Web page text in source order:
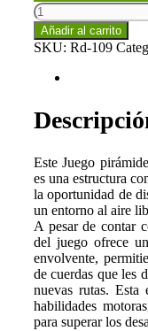
Juego
Piramide
Venti
(Rd-
109)
Añadir al carrito
SKU: Rd-109
Este Juego
es una estructura
la oportunidad de
un entorno al aire
A pesar de contar
del juego ofrece
envolvente,
de cuerdas que les
nuevas rutas. Esta
habilidades
para superar los